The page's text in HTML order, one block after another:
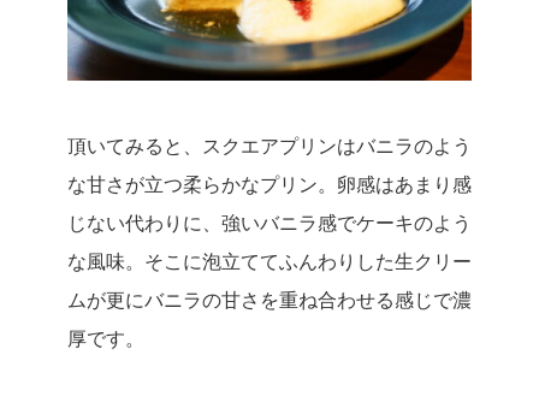
頂いてみると、スクエアプリンはバニラのよう
な甘さが立つ柔らかなプリン。卵感はあまり感
じない代わりに、強いバニラ感でケーキのよう
な風味。 そこに泡立ててふんわりした生クリー
ムが更にバニラの甘さを重ね合わせる感じで濃
厚です。